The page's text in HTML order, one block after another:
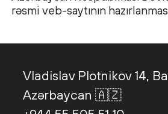
rəsmi veb-saytının
ictimaiyyətlə kommunikasiya
əlçatan və peşəkar formada
Vladislav Plotnikov 14,
Azərbaycan 🇦🇿